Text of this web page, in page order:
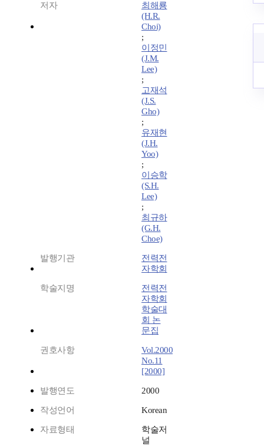
저자
최해룡
(H.R.
Choi)
;
이정민
(J.M.
Lee)
;
고재석
(J.S.
Gho)
;
유재현
(J.H.
Yoo)
;
이승학
(S.H.
Lee)
;
최규하
(G.H.
Choe)
발행기관
전력전
자학회
학술지명
전력전
자학회
학술대
회 논
문집
권호사항
Vol.2000
No.11
[2000]
발행연도 2000
작성언어 Korean
자료형태
학술저
널